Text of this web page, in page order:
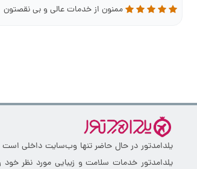
ممنون از خدمات عالی و بی نقصتون
یلدامدتور در حال حاضر تنها وب‌سایت داخلی است
یلدامدتور خدمات سلامت و زیبایی مورد نظر